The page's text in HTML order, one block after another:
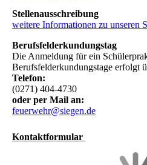
Stellenausschreibung
weitere Informationen zu unseren
Berufsfelderkundungstag
Die Anmeldung für ein
Berufsfelderkundungstage erfolgt
Telefon:
(0271) 404-4730
oder per Mail an:
feuerwehr@siegen.de
Kontaktformular